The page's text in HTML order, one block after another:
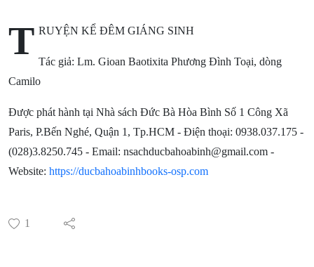
T RUYỆN KỂ ĐÊM GIÁNG SINH
Tác giả: Lm. Gioan Baotixita Phương Đình Toại, dòng
Camilo
Được phát hành tại Nhà sách Đức Bà Hòa Bình Số 1 Công Xã
Paris, P.Bến Nghé, Quận 1, Tp.HCM - Điện thoại: 0938.037.175 -
(028)3.8250.745 - Email: nsachducbahoabinh@gmail.com -
Website: https://ducbahoabinhbooks-osp.com
1